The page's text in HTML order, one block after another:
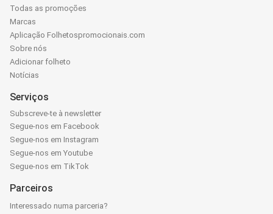
Todas as promoções
Marcas
Aplicação Folhetospromocionais.com
Sobre nós
Adicionar folheto
Notícias
Serviços
Subscreve-te à newsletter
Segue-nos em Facebook
Segue-nos em Instagram
Segue-nos em Youtube
Segue-nos em TikTok
Parceiros
Interessado numa parceria?